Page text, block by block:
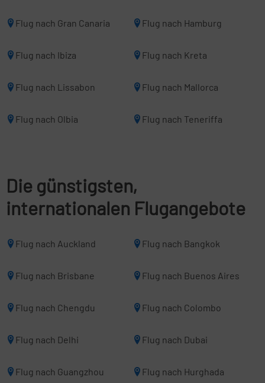
Flug nach Gran Canaria Flug nach Hamburg
Flug nach Ibiza Flug nach Kreta
Flug nach Lissabon Flug nach Mallorca
Flug nach Olbia Flug nach Teneriffa
Die günstigsten,
internationalen Flugangebote
Flug nach Auckland Flug nach Bangkok
Flug nach Brisbane Flug nach Buenos Aires
Flug nach Chengdu Flug nach Colombo
Flug nach Delhi Flug nach Dubai
Flug nach Guangzhou Flug nach Hurghada